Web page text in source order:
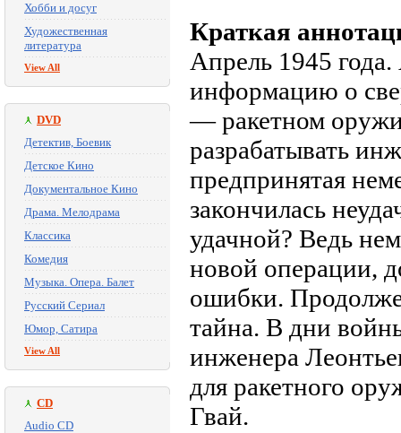
Хобби и досуг
Художественная
литература
View All
DVD
Детектив, Боевик
Детское Кино
Документальное Кино
Драма. Мелодрама
Классика
Комедия
Музыка. Опера. Балет
Русский Сериал
Юмор, Сатира
View All
CD
Audio CD
Краткая
Апрель 1945
информацию о
— ракетном
разрабатывать
предпринятая
закончилась
удачной? Ведь
новой операции,
ошибки.
тайна. В дни
инженера
для ракетного
Гвай.